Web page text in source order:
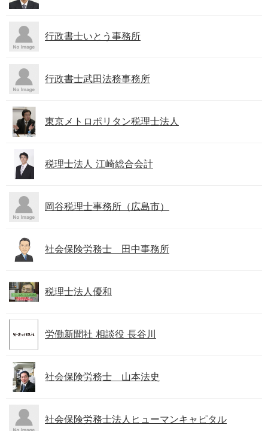
行政書士いとう事務所
行政書士武田法務事務所
東京メトロポリタン税理士法人
税理士法人 江崎総合会計
岡谷税理士事務所（広島市）
社会保険労務士 田中事務所
税理士法人優和
労働新聞社 相談役 長谷川
社会保険労務士 山本法史
社会保険労務士法人ヒューマンキャピタル